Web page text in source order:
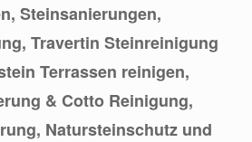
Steinsanierungen,
Travertin Steinreinigung
Terrassen reinigen,
& Cotto Reinigung,
Natursteinschutz und